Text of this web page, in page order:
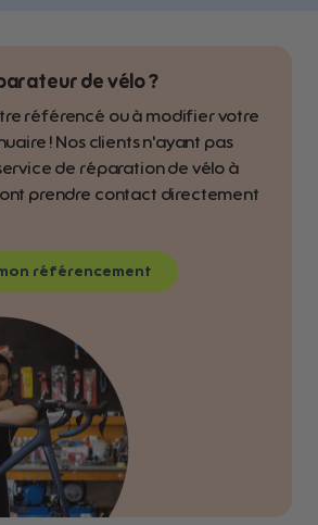
de vélo ?
référencé ou à modifier votre
! Nos clients n'ayant pas
de réparation de vélo à
prendre contact directement
référencement